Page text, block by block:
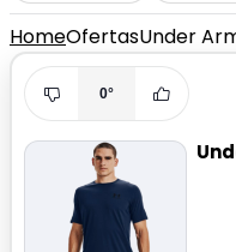
HomeOfertasUnder
0°